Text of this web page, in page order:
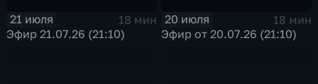
21 июля
18 мин
Эфир 21.07.26 (21:10)
20 июля
18 мин
Эфир от 20.07.26 (21:10)